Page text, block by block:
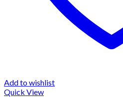
Add to wishlist
Quick View